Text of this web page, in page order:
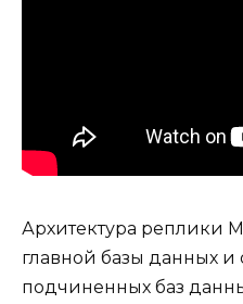
Архитектура реплики
главной базы данных
подчиненных баз